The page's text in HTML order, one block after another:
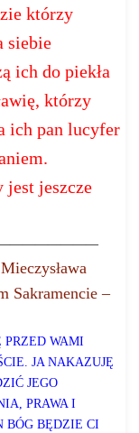
którzy
siebie
ich do piekła
którzy
ich pan lucyfer
jest jeszcze
Sakramencie –
WAMI
JA NAKAZUJĘ
JEGO
PRAWA I
BÓG BĘDZIE CI